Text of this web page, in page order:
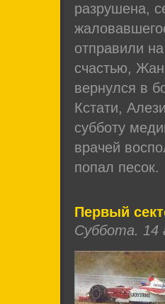
разрушена,
отправили
счастью,
вернулся в
Кстати,
субботу
врачей
попал песок.
Первый
Суббота. 14